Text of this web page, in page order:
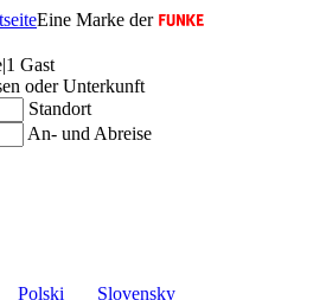
Eine Marke der
|1 Gast
oder Unterkunft
Standort
An- und Abreise
Polski Slovensky